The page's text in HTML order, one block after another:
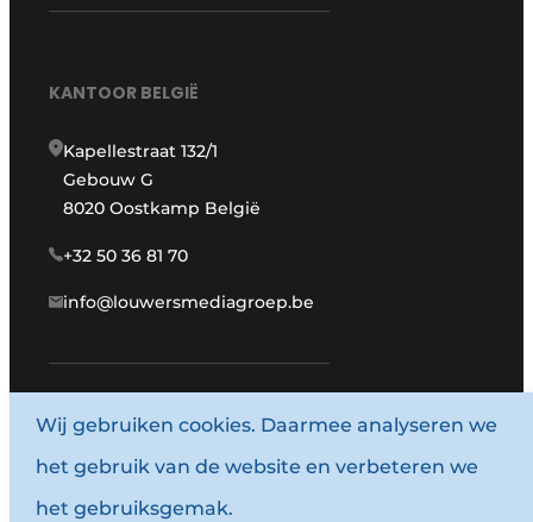
KANTOOR BELGIË
Kapellestraat 132/1
Gebouw G
8020 Oostkamp België
+32 50 36 81 70
info@louwersmediagroep.be
www.louwersmediagroep.com
© 1987 - 2026 Louwersmediagroep.
Algemene voorwaarden
Wij gebruiken cookies. Daarmee analyseren we
het gebruik van de website en verbeteren we
het gebruiksgemak.